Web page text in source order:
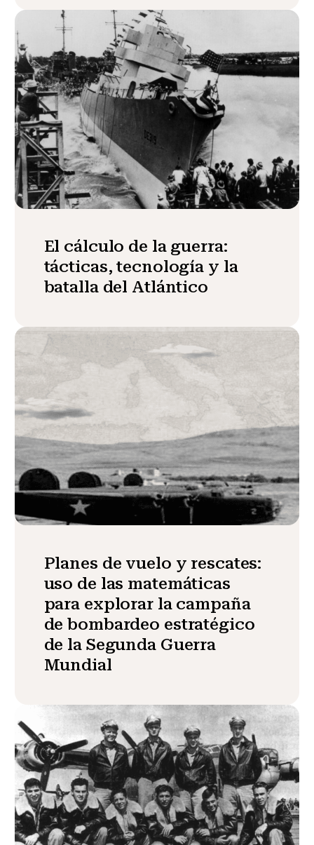
El cálculo de la guerra:
tácticas, tecnología y la
batalla del Atlántico
Planes de vuelo y rescates:
uso de las matemáticas
para explorar la campaña
de bombardeo estratégico
de la Segunda Guerra
Mundial